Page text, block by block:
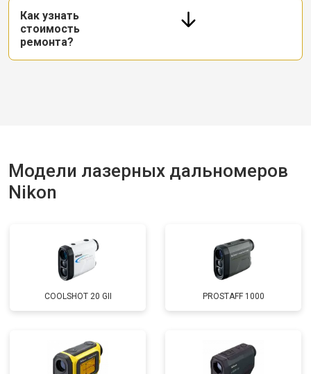
Как узнать
стоимость
ремонта?
Модели лазерных дальномеров
Nikon
COOLSHOT 20 GII PROSTAFF 1000